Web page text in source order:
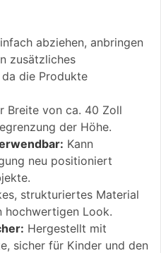
abziehen, anbringen
zusätzliches
die Produkte
Breite von ca. 40 Zoll
der Höhe.
Kann
neu positioniert
strukturiertes Material
hochwertigen Look.
Hergestellt mit
sicher für Kinder und den